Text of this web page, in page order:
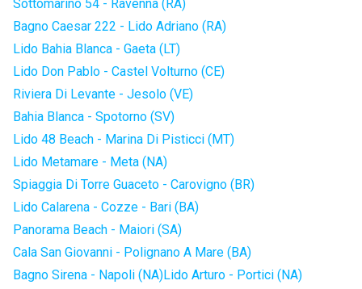
Sottomarino 54 - Ravenna (RA)
Bagno Caesar 222 - Lido Adriano (RA)
Lido Bahia Blanca - Gaeta (LT)
Lido Don Pablo - Castel Volturno (CE)
Riviera Di Levante - Jesolo (VE)
Bahia Blanca - Spotorno (SV)
Lido 48 Beach - Marina Di Pisticci (MT)
Lido Metamare - Meta (NA)
Spiaggia Di Torre Guaceto - Carovigno (BR)
Lido Calarena - Cozze - Bari (BA)
Panorama Beach - Maiori (SA)
Cala San Giovanni - Polignano A Mare (BA)
Bagno Sirena - Napoli (NA)Lido Arturo - Portici (NA)